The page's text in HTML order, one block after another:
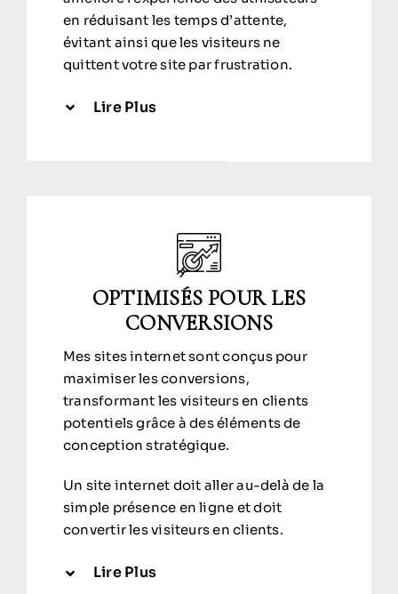
en réduisant les temps d’attente,
évitant ainsi que les visiteurs ne
quittent votre site par frustration.
Lire Plus
OPTIMISÉS POUR LES
CONVERSIONS
Mes sites internet sont conçus pour
maximiser les conversions,
transformant les visiteurs en clients
potentiels grâce à des éléments de
conception stratégique.
Un site internet doit aller au-delà de la
simple présence en ligne et doit
convertir les visiteurs en clients.
Lire Plus